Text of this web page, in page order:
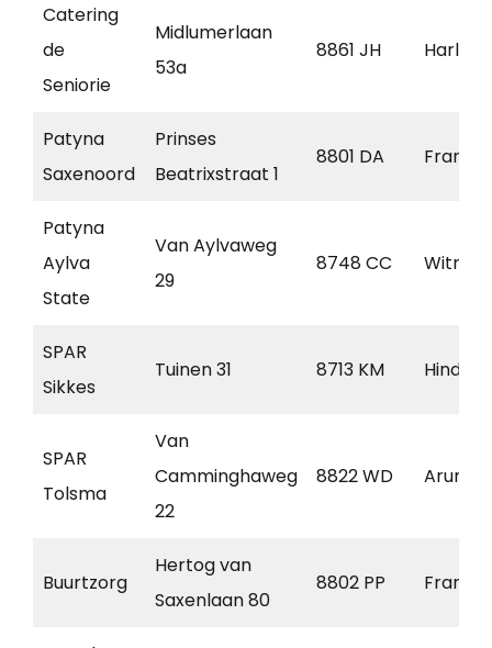
Catering
de
Seniorie
Midlumerlaan
53a
8861 JH
Patyna
Saxenoord
Prinses
Beatrixstraat 1
8801 DA
Patyna
Aylva
State
Van Aylvaweg
29
8748 CC
SPAR
Sikkes
Tuinen 31 8713 KM
SPAR
Tolsma
Van
Camminghaweg
22
8822 WD Arum
Buurtzorg
Hertog van
Saxenlaan 80
8802 PP